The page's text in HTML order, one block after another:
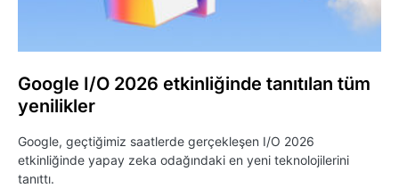
Google I/O 2026 etkinliğinde tanıtılan tüm
yenilikler
Google, geçtiğimiz saatlerde gerçekleşen I/O 2026
etkinliğinde yapay zeka odağındaki en yeni teknolojilerini
tanıttı.